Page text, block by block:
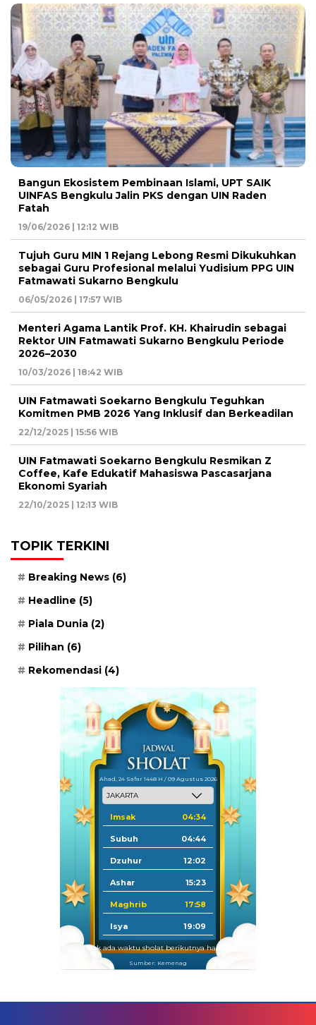
Bangun Ekosistem Pembinaan Islami, UPT SAIK
UINFAS Bengkulu Jalin PKS dengan UIN Raden
Fatah
19/06/2026 | 12:12 WIB
Tujuh Guru MIN 1 Rejang Lebong Resmi Dikukuhkan
sebagai Guru Profesional melalui Yudisium PPG UIN
Fatmawati Sukarno Bengkulu
06/05/2026 | 17:57 WIB
Menteri Agama Lantik Prof. KH. Khairudin sebagai
Rektor UIN Fatmawati Sukarno Bengkulu Periode
2026–2030
10/03/2026 | 18:42 WIB
UIN Fatmawati Soekarno Bengkulu Teguhkan
Komitmen PMB 2026 Yang Inklusif dan Berkeadilan
22/12/2025 | 15:56 WIB
UIN Fatmawati Soekarno Bengkulu Resmikan Z
Coffee, Kafe Edukatif Mahasiswa Pascasarjana
Ekonomi Syariah
22/10/2025 | 12:13 WIB
TOPIK TERKINI
Breaking News (6)
Headline (5)
Piala Dunia (2)
Pilihan (6)
Rekomendasi (4)
Ahad, 24 Safar 1448 H / 09 Agustus 2026
Imsak 04:34
Subuh 04:44
Dzuhur 12:02
Ashar 15:23
Maghrib 17:58
Isya 19:09
Tidak ada waktu sholat berikutnya hari ini.
Sumber: Kemenag